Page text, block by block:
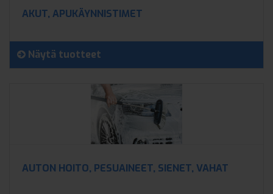
AKUT, APUKÄYNNISTIMET
Näytä tuotteet
AUTON HOITO, PESUAINEET, SIENET, VAHAT